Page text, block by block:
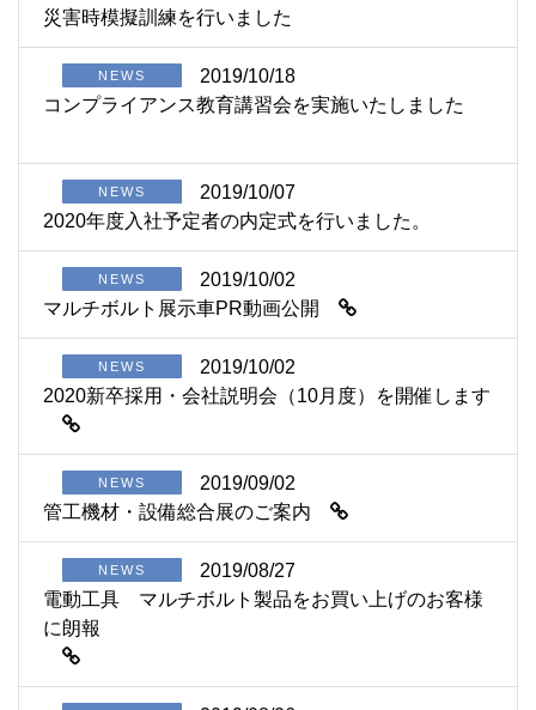
災害時模擬訓練を行いました
NEWS
2019/10/18
コンプライアンス教育講習会を実施いたしました
NEWS
2019/10/07
2020年度入社予定者の内定式を行いました。
NEWS
2019/10/02
マルチボルト展示車PR動画公開
NEWS
2019/10/02
2020新卒採用・会社説明会（10月度）を開催します
NEWS
2019/09/02
管工機材・設備総合展のご案内
NEWS
2019/08/27
電動工具 マルチボルト製品をお買い上げのお客様
に朗報